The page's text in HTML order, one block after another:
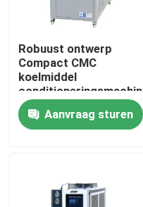
Producten
Over Ons
Robuust ontwerp
Compact CMC
koelmiddel
conditioneringsmachine
Aanvraag sturen